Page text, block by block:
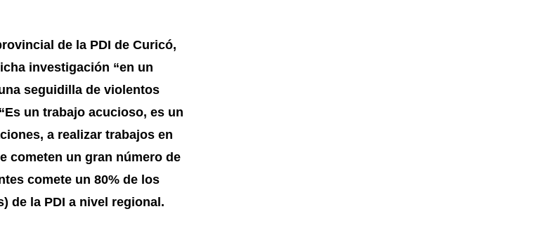
de la PDI de Curicó,
investigación “en un
seguidilla de violentos
un trabajo acucioso, es un
a realizar trabajos en
cometen un gran número de
comete un 80% de los
de la PDI a nivel regional.